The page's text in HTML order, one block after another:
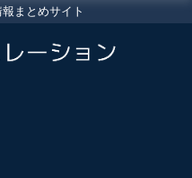
まとめサイト